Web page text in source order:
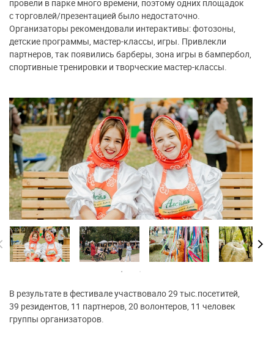
провели в парке много времени, поэтому одних площадок
с торговлей/презентацией было недостаточно.
Организаторы рекомендовали интерактивы: фотозоны,
детские программы, мастер-классы, игры. Привлекли
партнеров, так появились барберы, зона игры в бампербол,
спортивные тренировки и творческие мастер-классы.
В результате в фестивале участвовало 29 тыс.посетитей,
39 резидентов, 11 партнеров, 20 волонтеров, 11 человек
группы организаторов.